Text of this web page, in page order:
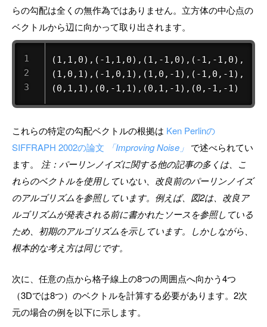
らの勾配は全くの無作為ではありません。立方体の中心点の
ベクトルから辺に向かって取り出されます。
(1,1,0),(-1,1,0),(1,-1,0),(-1,-1,0),
(1,0,1),(-1,0,1),(1,0,-1),(-1,0,-1),
(0,1,1),(0,-1,1),(0,1,-1),(0,-1,-1)
これらの特定の勾配ベクトルの根拠は Ken Perlinの
SIFFRAPH 2002の論文
「Improving Noise」 で述べられてい
ます。 注：パーリンノイズに関する他の記事の多くは、こ
れらのベクトルを使用していない、改良前のパーリンノイズ
のアルゴリズムを参照しています。例えば、図2は、改良ア
ルゴリズムが発表される前に書かれたソースを参照している
ため、初期のアルゴリズムを示しています。しかしながら、
根本的な考え方は同じです。
次に、任意の点から格子線上の8つの周囲点へ向かう4つ
（3Dでは8つ）のベクトルを計算する必要があります。2次
元の場合の例を以下に示します。